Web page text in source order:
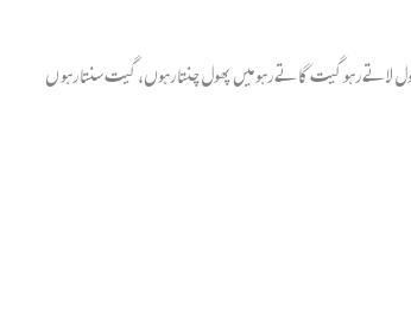
رہو گیت گاتے رہو میں پھول چنتا رہوں، گیت سنتا رہو ں